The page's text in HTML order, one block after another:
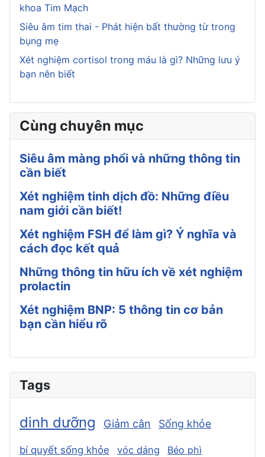
khoa Tim Mạch
Siêu âm tim thai - Phát hiện bất thường từ trong
bụng mẹ
Xét nghiệm cortisol trong máu là gì? Những lưu ý
bạn nên biết
Cùng chuyên mục
Siêu âm màng phổi và những thông tin
cần biết
Xét nghiệm tinh dịch đồ: Những điều
nam giới cần biết!
Xét nghiệm FSH để làm gì? Ý nghĩa và
cách đọc kết quả
Những thông tin hữu ích về xét nghiệm
prolactin
Xét nghiệm BNP: 5 thông tin cơ bản
bạn cần hiểu rõ
Tags
dinh dưỡng Giảm cân Sống khỏe
bí quyết sống khỏe vóc dáng Béo phì